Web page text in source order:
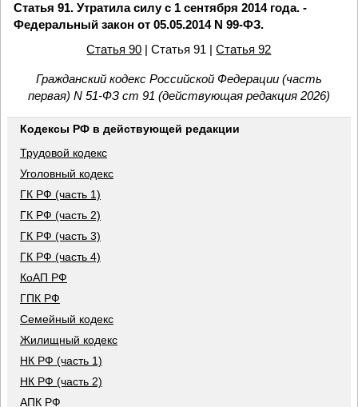
Статья 91. Утратила силу с 1 сентября 2014 года. -
Федеральный закон от 05.05.2014 N 99-ФЗ.
Статья 90 | Статья 91 |Статья 92
Гражданский кодекс Российской Федерации (часть
первая) N 51-ФЗ ст 91 (действующая редакция 2026)
Кодексы РФ в действующей редакции
Трудовой кодекс
Уголовный кодекс
ГК РФ (часть 1)
ГК РФ (часть 2)
ГК РФ (часть 3)
ГК РФ (часть 4)
КоАП РФ
ГПК РФ
Семейный кодекс
Жилищный кодекс
НК РФ (часть 1)
НК РФ (часть 2)
АПК РФ